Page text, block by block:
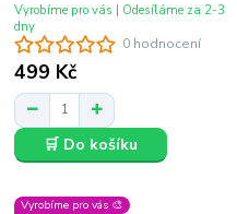
0 hodnocení
499 Kč
Vyrobíme pro vás | Odesíláme za 2-3
dny
🛒 Do košíku
Vyrobíme pro vás 🎨